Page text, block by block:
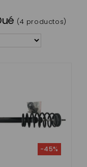
(4 productos)
-45%